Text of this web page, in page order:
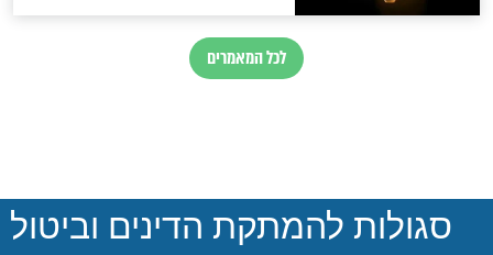
ואיראן: בלי שקיפות ועם הרבה
סימני שאלה
הנדיר של הרשב"ם התגלה